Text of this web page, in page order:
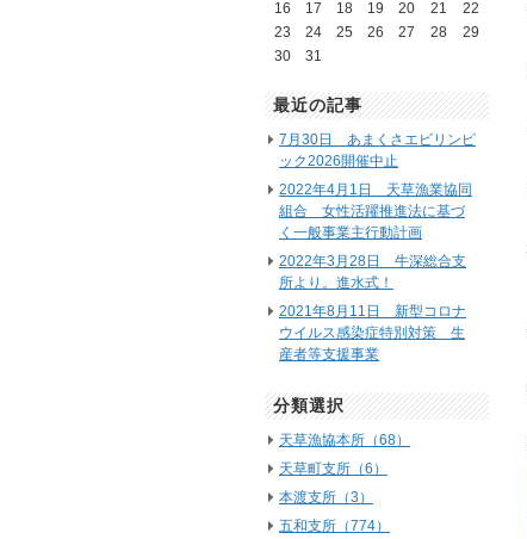
16
17 18 19 20 21
22
23
24 25 26 27 28
29
30
31
最近の記事
7月30日 あまくさエビリンピ
ック2026開催中止
2022年4月1日 天草漁業協同
組合 女性活躍推進法に基づ
く一般事業主行動計画
2022年3月28日 牛深総合支
所より。進水式！
2021年8月11日 新型コロナ
ウイルス感染症特別対策 生
産者等支援事業
分類選択
天草漁協本所（68）
天草町支所（6）
本渡支所（3）
五和支所（774）